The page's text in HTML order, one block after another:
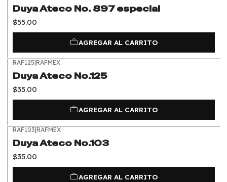
Duya Ateco No. 897 especial
$55.00
AGREGAR AL CARRITO
RAF125 RAFMEX
Duya Ateco No.125
$35.00
AGREGAR AL CARRITO
RAF103 RAFMEX
Duya Ateco No.103
$35.00
AGREGAR AL CARRITO